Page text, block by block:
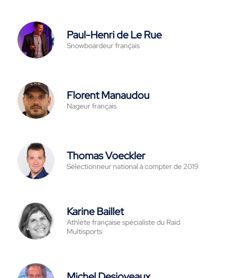
Paul-Henri de Le Rue
Snowboardeur français
Florent Manaudou
Nageur français
Thomas Voeckler
Sélectionneur national à compter de 2019
Karine Baillet
Athlète française spécialiste du Raid
Multisports